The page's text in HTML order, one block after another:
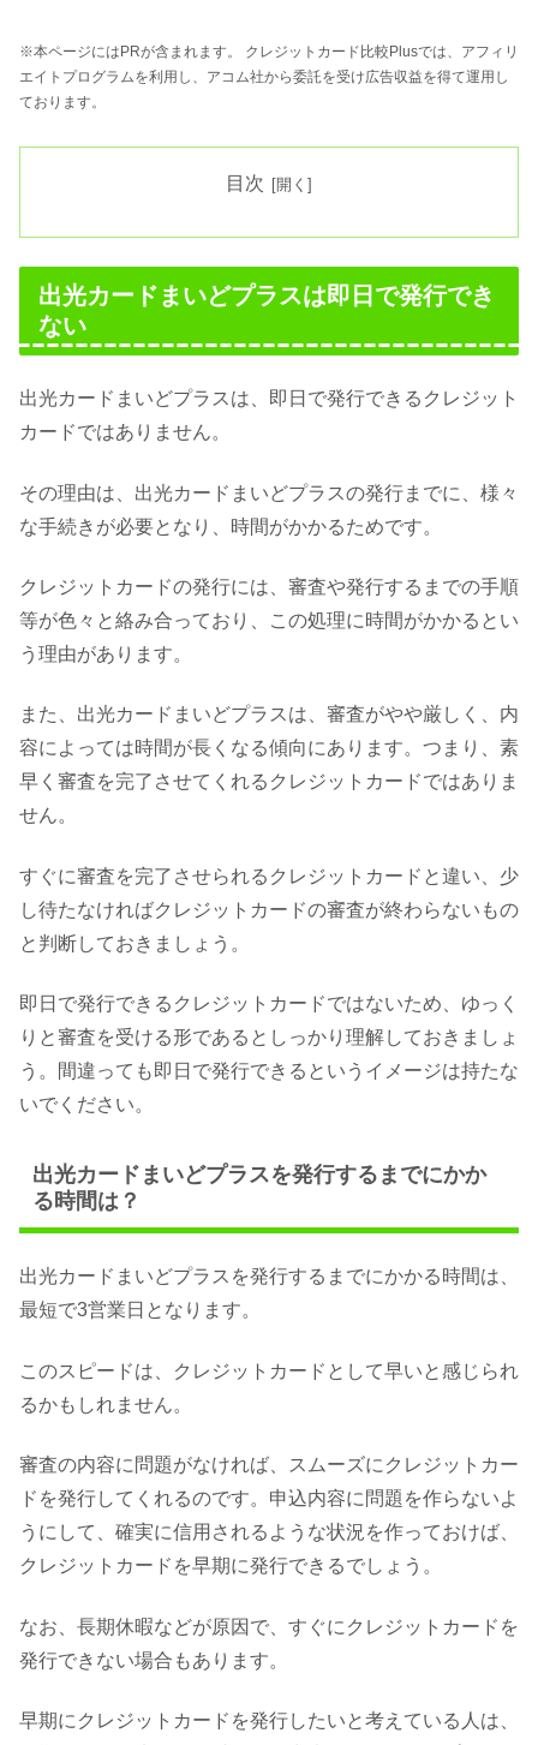
※本ページにはPRが含まれます。 クレジットカード比較Plusでは、アフィリ
エイトプログラムを利用し、アコム社から委託を受け広告収益を得て運用し
ております。
目次
出光カードまいどプラスは即日で発行でき
ない
出光カードまいどプラスは、即日で発行できるクレジット
カードではありません。
その理由は、出光カードまいどプラスの発行までに、様々
な手続きが必要となり、時間がかかるためです。
クレジットカードの発行には、審査や発行するまでの手順
等が色々と絡み合っており、この処理に時間がかかるとい
う理由があります。
また、出光カードまいどプラスは、審査がやや厳しく、内
容によっては時間が長くなる傾向にあります。つまり、素
早く審査を完了させてくれるクレジットカードではありま
せん。
すぐに審査を完了させられるクレジットカードと違い、少
し待たなければクレジットカードの審査が終わらないもの
と判断しておきましょう。
即日で発行できるクレジットカードではないため、ゆっく
りと審査を受ける形であるとしっかり理解しておきましょ
う。間違っても即日で発行できるというイメージは持たな
いでください。
出光カードまいどプラスを発行するまでにかか
る時間は？
出光カードまいどプラスを発行するまでにかかる時間は、
最短で3営業日となります。
このスピードは、クレジットカードとして早いと感じられ
るかもしれません。
審査の内容に問題がなければ、スムーズにクレジットカー
ドを発行してくれるのです。申込内容に問題を作らないよ
うにして、確実に信用されるような状況を作っておけば、
クレジットカードを早期に発行できるでしょう。
なお、長期休暇などが原因で、すぐにクレジットカードを
発行できない場合もあります。
早期にクレジットカードを発行したいと考えている人は、